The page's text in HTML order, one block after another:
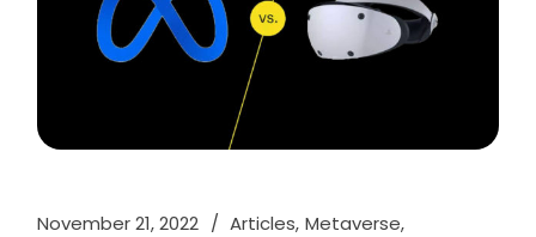
November 21, 2022 Articles Metaverse